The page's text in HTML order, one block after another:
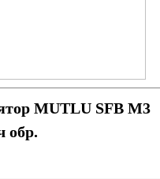
MUTLU SFB M3
обр.